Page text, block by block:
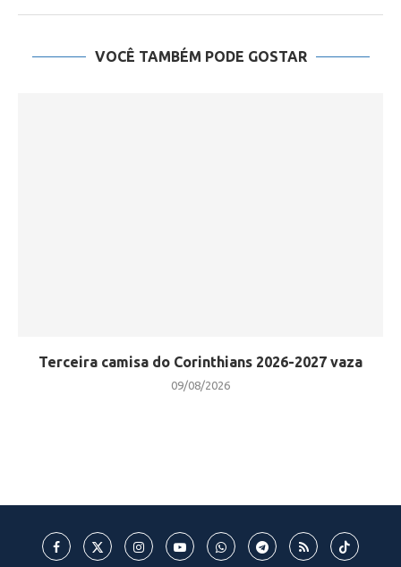
VOCÊ TAMBÉM PODE GOSTAR
Terceira camisa do Corinthians 2026-2027 vaza
09/08/2026